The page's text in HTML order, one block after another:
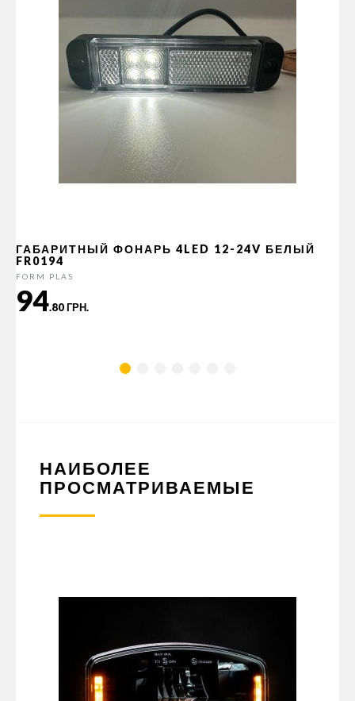
ГАБАРИТНЫЙ ФОНАРЬ 4LED 12-24V БЕЛЫЙ
FR0194
FORM PLAS
94.80 ГРН.
НАИБОЛЕЕ
ПРОСМАТРИВАЕМЫЕ